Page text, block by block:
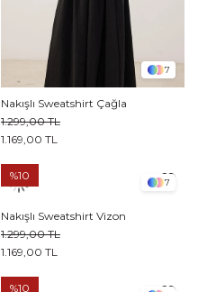
7
Nakışlı Sweatshirt Çağla
1.169,00 TL
1.299,00 TL
7
Nakışlı Sweatshirt Vizon
1.169,00 TL
1.299,00 TL
%10
%10